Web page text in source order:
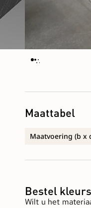
Maattabel
Maatvoering (b x
Bestel
Wilt u het